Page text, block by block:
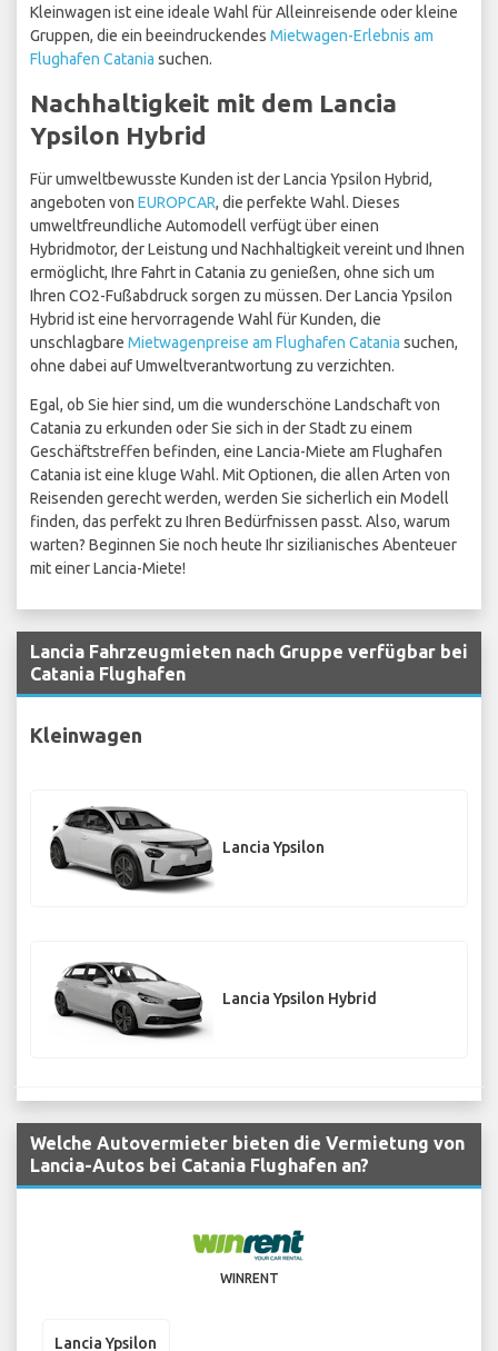
Kleinwagen ist eine ideale Wahl für Alleinreisende oder kleine
Gruppen, die ein beeindruckendes Mietwagen-Erlebnis am
Flughafen Catania suchen.
Nachhaltigkeit mit dem Lancia
Ypsilon Hybrid
Für umweltbewusste Kunden ist der Lancia Ypsilon Hybrid,
angeboten von EUROPCAR, die perfekte Wahl. Dieses
umweltfreundliche Automodell verfügt über einen
Hybridmotor, der Leistung und Nachhaltigkeit vereint und Ihnen
ermöglicht, Ihre Fahrt in Catania zu genießen, ohne sich um
Ihren CO2-Fußabdruck sorgen zu müssen. Der Lancia Ypsilon
Hybrid ist eine hervorragende Wahl für Kunden, die
unschlagbare Mietwagenpreise am Flughafen Catania suchen,
ohne dabei auf Umweltverantwortung zu verzichten.
Egal, ob Sie hier sind, um die wunderschöne Landschaft von
Catania zu erkunden oder Sie sich in der Stadt zu einem
Geschäftstreffen befinden, eine Lancia-Miete am Flughafen
Catania ist eine kluge Wahl. Mit Optionen, die allen Arten von
Reisenden gerecht werden, werden Sie sicherlich ein Modell
finden, das perfekt zu Ihren Bedürfnissen passt. Also, warum
warten? Beginnen Sie noch heute Ihr sizilianisches Abenteuer
mit einer Lancia-Miete!
Lancia Fahrzeugmieten nach Gruppe verfügbar bei
Catania Flughafen
Kleinwagen
Lancia Ypsilon
Lancia Ypsilon Hybrid
Welche Autovermieter bieten die Vermietung von
Lancia-Autos bei Catania Flughafen an?
WINRENT
Lancia Ypsilon